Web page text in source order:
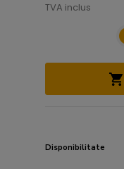
TVA inclus
Disponibilitate